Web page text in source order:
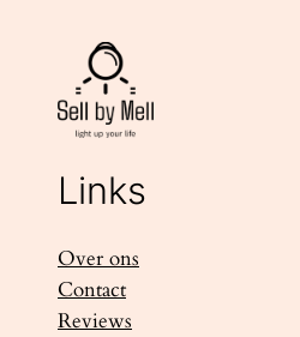
Links
Over ons
Contact
Reviews